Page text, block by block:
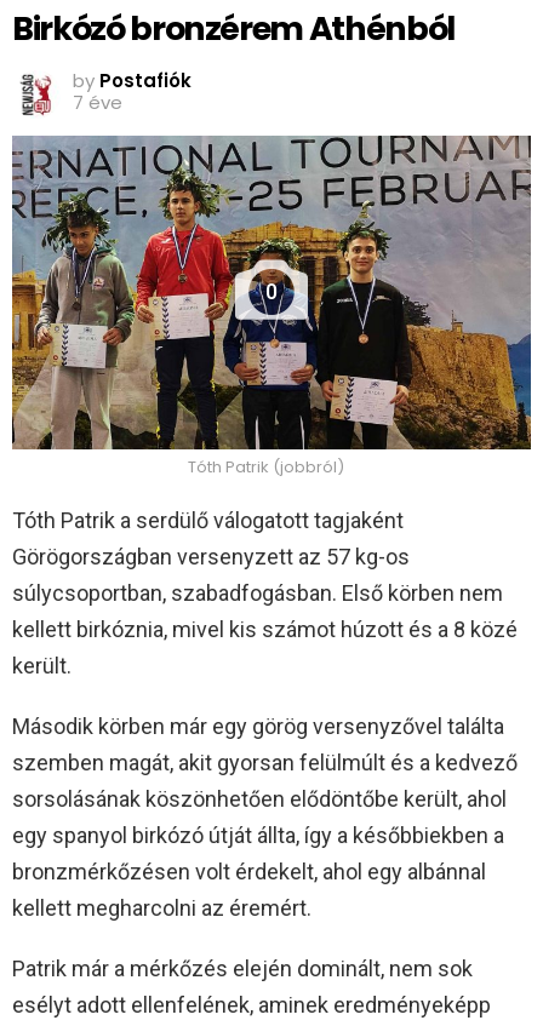
Birkózó bronzérem Athénból
by Postafiók
7 éve
0
Tóth Patrik (jobbról)
Tóth Patrik a serdülő válogatott tagjaként
Görögországban versenyzett az 57 kg-os
súlycsoportban, szabadfogásban. Első körben nem
kellett birkóznia, mivel kis számot húzott és a 8 közé
került.
Második körben már egy görög versenyzővel találta
szemben magát, akit gyorsan felülmúlt és a kedvező
sorsolásának köszönhetően elődöntőbe került, ahol
egy spanyol birkózó útját állta, így a későbbiekben a
bronzmérkőzésen volt érdekelt, ahol egy albánnal
kellett megharcolni az éremért.
Patrik már a mérkőzés elején dominált, nem sok
esélyt adott ellenfelének, aminek eredményeképp